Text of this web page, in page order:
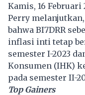
Kamis, 16 Februari
Perry
bahwa BI7DRR
inflasi inti tetap
semester I-2023
Konsumen (IHK)
pada semester II-
Top Gainers